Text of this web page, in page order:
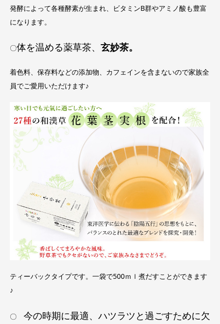
発酵によって各種酵素が生まれ、ビタミンB群やアミノ酸も豊富
になります。
〇体を温める薬草茶、 玄妙茶。
着色料、保存料などの添加物、カフェインを含まないので家族全
員でご愛用いただけます♪
ティーバックタイプです。一袋で500ｍｌ煮だすことができます
♪
〇 今の時期に最適、ハツラツと過ごすために欠